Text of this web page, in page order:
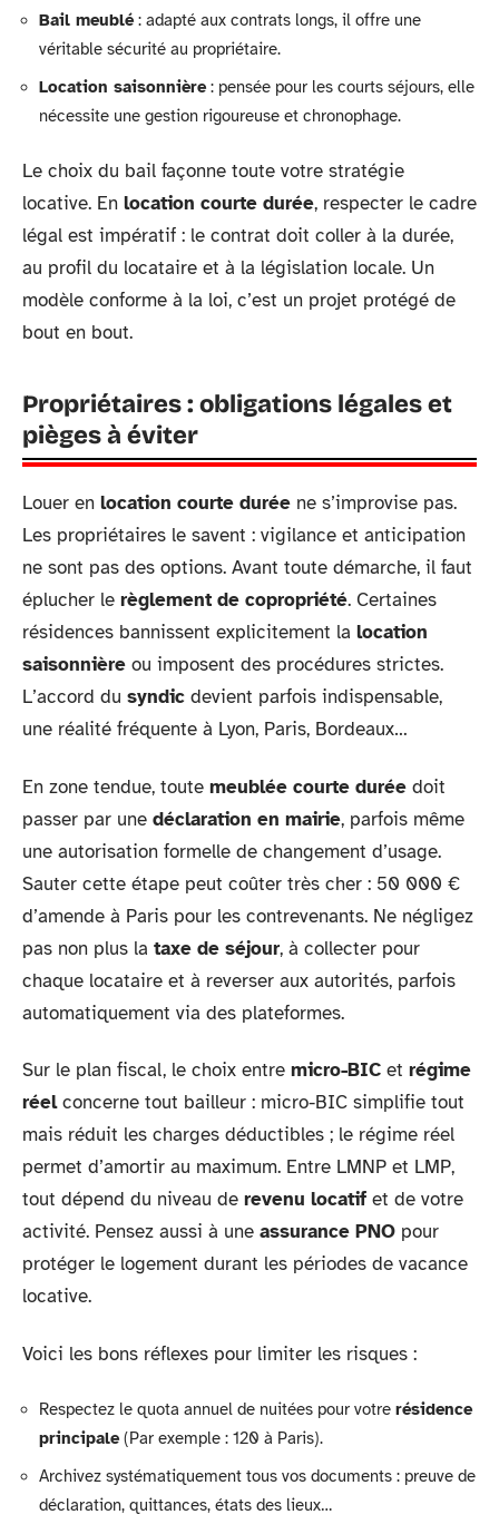
Bail meublé: adapté aux contrats longs, il offre une
véritable sécurité au propriétaire.
Location saisonnière: pensée pour les courts séjours, elle
nécessite une gestion rigoureuse et chronophage.
Le choix du bail façonne toute votre stratégie
locative. En location courte durée, respecter le cadre
légal est impératif : le contrat doit coller à la durée,
au profil du locataire et à la législation locale. Un
modèle conforme à la loi, c’est un projet protégé de
bout en bout.
Propriétaires : obligations légales et
pièges à éviter
Louer en location courte durée ne s’improvise pas.
Les propriétaires le savent : vigilance et anticipation
ne sont pas des options. Avant toute démarche, il faut
éplucher le règlement de copropriété. Certaines
résidences bannissent explicitement la location
saisonnière ou imposent des procédures strictes.
L’accord du syndic devient parfois indispensable,
une réalité fréquente à Lyon, Paris, Bordeaux…
En zone tendue, toute meublée courte durée doit
passer par une déclaration en mairie, parfois même
une autorisation formelle de changement d’usage.
Sauter cette étape peut coûter très cher : 50 000 €
d’amende à Paris pour les contrevenants. Ne négligez
pas non plus la taxe de séjour, à collecter pour
chaque locataire et à reverser aux autorités, parfois
automatiquement via des plateformes.
Sur le plan fiscal, le choix entre micro-BIC et régime
réelconcerne tout bailleur : micro-BIC simplifie tout
mais réduit les charges déductibles ; le régime réel
permet d’amortir au maximum. Entre LMNP et LMP,
tout dépend du niveau de revenu locatif et de votre
activité. Pensez aussi à une assurance PNO pour
protéger le logement durant les périodes de vacance
locative.
Voici les bons réflexes pour limiter les risques :
Respectez le quota annuel de nuitées pour votre résidence
principale(Par exemple : 120 à Paris).
Archivez systématiquement tous vos documents : preuve de
déclaration, quittances, états des lieux…